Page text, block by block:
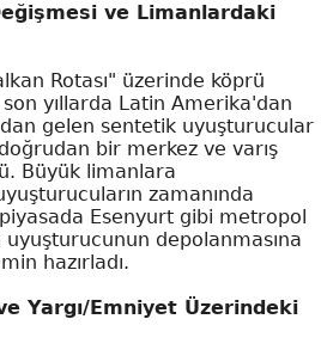
ve Limanlardaki
Rotası" üzerinde köprü
yıllarda Latin Amerika'dan
gelen sentetik uyuşturucular
bir merkez ve varış
Büyük limanlara
zamanında
Esenyurt gibi metropol
depolanmasına
hazırladı.
Yargı/Emniyet Üzerindeki